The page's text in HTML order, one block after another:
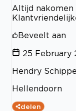
Altijd nakomen
Beveelt aan
25 February
Hendry
Hellendoorn
delen